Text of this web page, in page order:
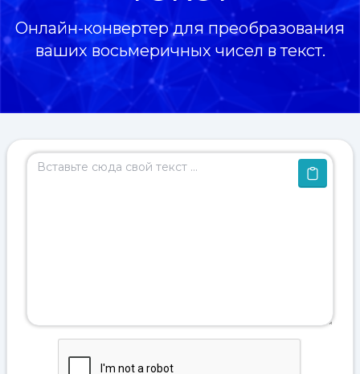
Онлайн-конвертер для преобразования
ваших восьмеричных чисел в текст.